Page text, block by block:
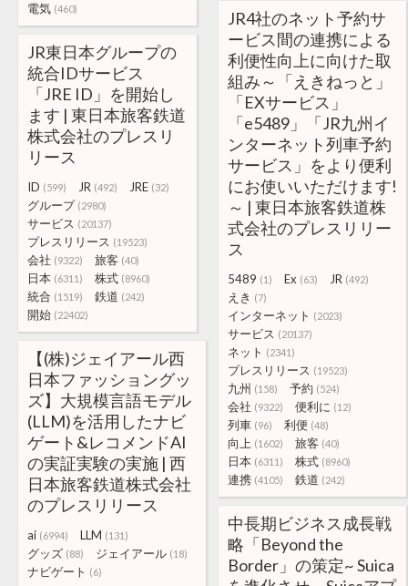
電気 (460)
JR4社のネット予約サ
ービス間の連携による
利便性向上に向けた取
組み～「えきねっと」
「EXサービス」
「e5489」「JR九州イ
ンターネット列車予約
サービス」をより便利
にお使いいただけます!
～ | 東日本旅客鉄道株
式会社のプレスリリー
ス
5489 (1) Ex (63) JR (492)
えき (7)
インターネット (2023)
サービス (20137)
ネット (2341)
プレスリリース (19523)
九州 (158) 予約 (524)
会社 (9322) 便利に (12)
列車 (96) 利便 (48)
向上 (1602) 旅客 (40)
日本 (6311) 株式 (8960)
連携 (4105) 鉄道 (242)
JR東日本グループの
統合IDサービス
「JRE ID」を開始し
ます | 東日本旅客鉄道
株式会社のプレスリ
リース
ID (599) JR (492) JRE (32)
グループ (2980)
サービス (20137)
プレスリリース (19523)
会社 (9322) 旅客 (40)
日本 (6311) 株式 (8960)
統合 (1519) 鉄道 (242)
開始 (22402)
【(株)ジェイアール西
日本ファッショングッ
ズ】大規模言語モデル
(LLM)を活用したナビ
ゲート&レコメンドAI
の実証実験の実施 | 西
日本旅客鉄道株式会社
のプレスリリース
ai (6994) LLM (131)
グッズ (88) ジェイアール (18)
ナビゲート (6)
中長期ビジネス成長戦
略「Beyond the
Border」の策定~ Suica